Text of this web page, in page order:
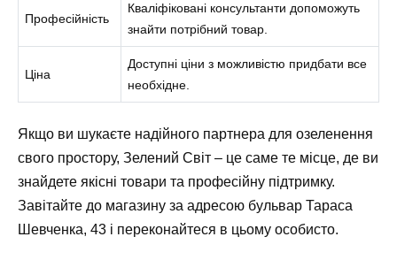
Професійність
Кваліфіковані консультанти допоможуть
знайти потрібний товар.
Ціна
Доступні ціни з можливістю придбати все
необхідне.
Якщо ви шукаєте надійного партнера для озеленення
свого простору, Зелений Світ – це саме те місце, де ви
знайдете якісні товари та професійну підтримку.
Завітайте до магазину за адресою бульвар Тараса
Шевченка, 43 і переконайтеся в цьому особисто.